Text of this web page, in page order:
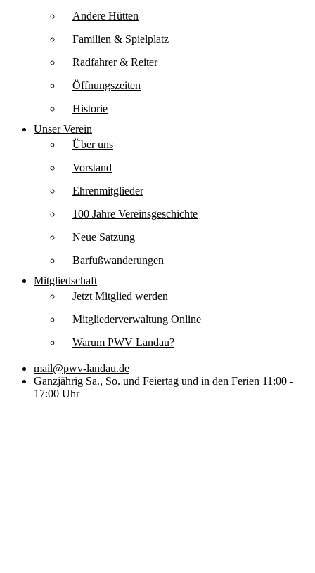
Andere Hütten
Familien & Spielplatz
Radfahrer & Reiter
Öffnungszeiten
Historie
Unser Verein
Über uns
Vorstand
Ehrenmitglieder
100 Jahre Vereinsgeschichte
Neue Satzung
Barfußwanderungen
Mitgliedschaft
Jetzt Mitglied werden
Mitgliederverwaltung Online
Warum PWV Landau?
mail@pwv-landau.de
Ganzjährig Sa., So. und Feiertag und in den Ferien 11:00 -
17:00 Uhr